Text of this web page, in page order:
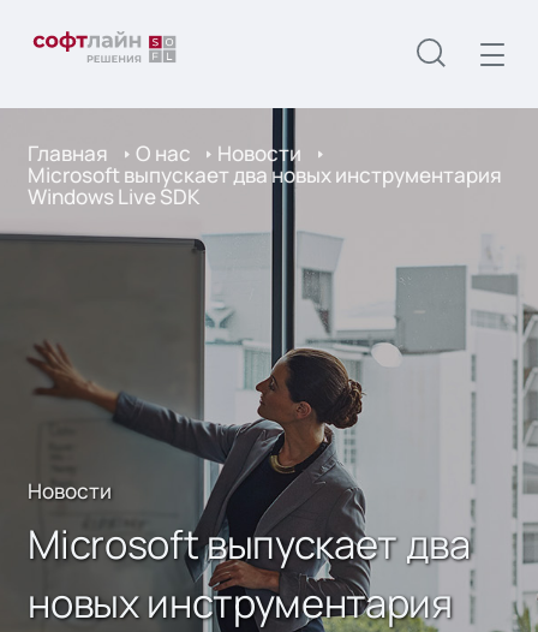
Главная О нас Новости
Microsoft выпускает два новых инструментария
Windows Live SDK
Новости
Microsoft выпускает два
новых инструментария